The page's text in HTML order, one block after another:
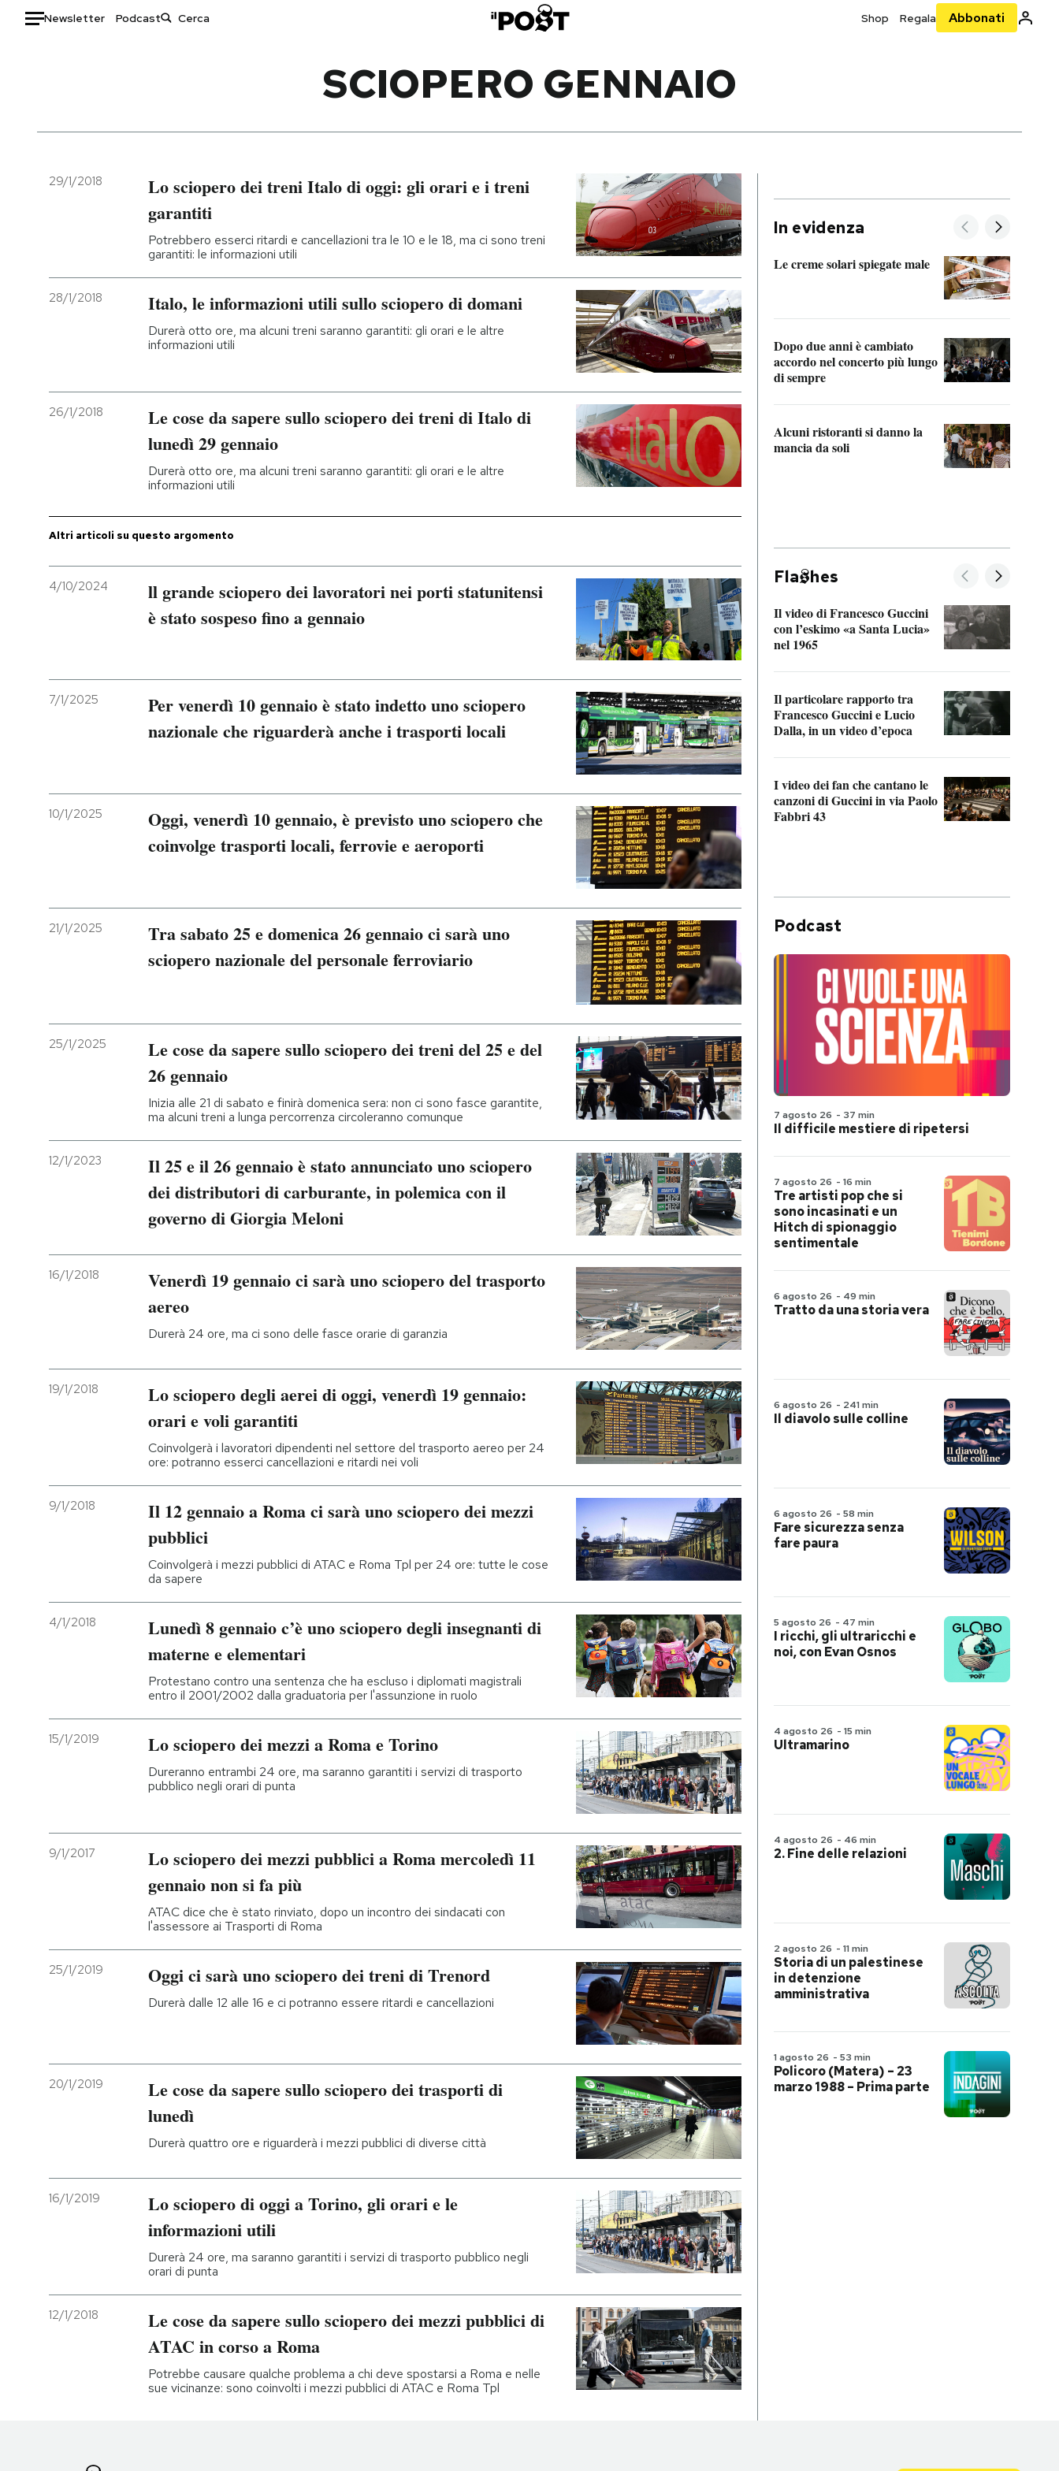
Newsletter Podcast Shop Regala Abbonati
Italia
Politica
Economia
Moda
Storie/Idee
Ok Boomer!
Media
Mondiali calcio 2026
I MIEI PREFERITI
SHOP
CALENDARIO
Entra
SCIOPERO GENNAIO
29/1/2018
Lo sciopero dei treni Italo di oggi: gli orari e i treni
garantiti
Potrebbero esserci ritardi e cancellazioni tra le 10 e le 18, ma ci sono treni
garantiti: le informazioni utili
28/1/2018 Italo, le informazioni utili sullo sciopero di domani
Durerà otto ore, ma alcuni treni saranno garantiti: gli orari e le altre
informazioni utili
26/1/2018
Le cose da sapere sullo sciopero dei treni di Italo di
lunedì 29 gennaio
Durerà otto ore, ma alcuni treni saranno garantiti: gli orari e le altre
informazioni utili
Altri articoli su questo argomento
4/10/2024
ll grande sciopero dei lavoratori nei porti statunitensi
è stato sospeso fino a gennaio
7/1/2025
Per venerdì 10 gennaio è stato indetto uno sciopero
nazionale che riguarderà anche i trasporti locali
10/1/2025
Oggi, venerdì 10 gennaio, è previsto uno sciopero che
coinvolge trasporti locali, ferrovie e aeroporti
21/1/2025
Tra sabato 25 e domenica 26 gennaio ci sarà uno
sciopero nazionale del personale ferroviario
25/1/2025
Le cose da sapere sullo sciopero dei treni del 25 e del
26 gennaio
Inizia alle 21 di sabato e finirà domenica sera: non ci sono fasce garantite,
ma alcuni treni a lunga percorrenza circoleranno comunque
12/1/2023
Il 25 e il 26 gennaio è stato annunciato uno sciopero
dei distributori di carburante, in polemica con il
governo di Giorgia Meloni
16/1/2018
Venerdì 19 gennaio ci sarà uno sciopero del trasporto
aereo
Durerà 24 ore, ma ci sono delle fasce orarie di garanzia
19/1/2018
Lo sciopero degli aerei di oggi, venerdì 19 gennaio:
orari e voli garantiti
Coinvolgerà i lavoratori dipendenti nel settore del trasporto aereo per 24
ore: potranno esserci cancellazioni e ritardi nei voli
9/1/2018
Il 12 gennaio a Roma ci sarà uno sciopero dei mezzi
pubblici
Coinvolgerà i mezzi pubblici di ATAC e Roma Tpl per 24 ore: tutte le cose
da sapere
4/1/2018
Lunedì 8 gennaio c’è uno sciopero degli insegnanti di
materne e elementari
Protestano contro una sentenza che ha escluso i diplomati magistrali
entro il 2001/2002 dalla graduatoria per l'assunzione in ruolo
15/1/2019 Lo sciopero dei mezzi a Roma e Torino
Dureranno entrambi 24 ore, ma saranno garantiti i servizi di trasporto
pubblico negli orari di punta
9/1/2017
Lo sciopero dei mezzi pubblici a Roma mercoledì 11
gennaio non si fa più
ATAC dice che è stato rinviato, dopo un incontro dei sindacati con
l'assessore ai Trasporti di Roma
25/1/2019 Oggi ci sarà uno sciopero dei treni di Trenord
Durerà dalle 12 alle 16 e ci potranno essere ritardi e cancellazioni
20/1/2019
Le cose da sapere sullo sciopero dei trasporti di
lunedì
Durerà quattro ore e riguarderà i mezzi pubblici di diverse città
16/1/2019
Lo sciopero di oggi a Torino, gli orari e le
informazioni utili
Durerà 24 ore, ma saranno garantiti i servizi di trasporto pubblico negli
orari di punta
12/1/2018
Le cose da sapere sullo sciopero dei mezzi pubblici di
ATAC in corso a Roma
Potrebbe causare qualche problema a chi deve spostarsi a Roma e nelle
sue vicinanze: sono coinvolti i mezzi pubblici di ATAC e Roma Tpl
In evidenza
Le creme solari spiegate male
Dopo due anni è cambiato
accordo nel concerto più lungo
di sempre
Alcuni ristoranti si danno la
mancia da soli
Fla hes
Il video di Francesco Guccini
con l’eskimo «a Santa Lucia»
nel 1965
Il particolare rapporto tra
Francesco Guccini e Lucio
Dalla, in un video d’epoca
I video dei fan che cantano le
canzoni di Guccini in via Paolo
Fabbri 43
Podcast
7 agosto 26 - 37 min
Il difficile mestiere di ripetersi
7 agosto 26 - 16 min
Tre artisti pop che si
sono incasinati e un
Hitch di spionaggio
sentimentale
6 agosto 26 - 49 min
Tratto da una storia vera
6 agosto 26 - 241 min
Il diavolo sulle colline
6 agosto 26 - 58 min
Fare sicurezza senza
fare paura
5 agosto 26 - 47 min
I ricchi, gli ultraricchi e
noi, con Evan Osnos
4 agosto 26 - 15 min
Ultramarino
4 agosto 26 - 46 min
2. Fine delle relazioni
2 agosto 26 - 11 min
Storia di un palestinese
in detenzione
amministrativa
1 agosto 26 - 53 min
Policoro (Matera) – 23
marzo 1988 – Prima parte